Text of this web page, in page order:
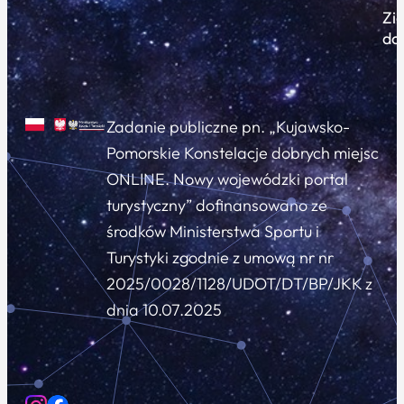
Zadanie publiczne pn. „Kujawsko-
Pomorskie Konstelacje dobrych miejsc
ONLINE. Nowy wojewódzki portal
turystyczny” dofinansowano ze
środków Ministerstwa Sportu i
Turystyki zgodnie z umową nr nr
2025/0028/1128/UDOT/DT/BP/JKK z
dnia 10.07.2025